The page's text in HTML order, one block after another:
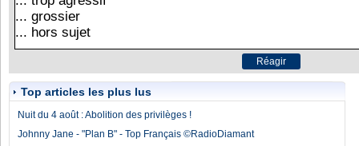
Top articles les plus lus
Nuit du 4 août : Abolition des privilèges !
Johnny Jane - "Plan B" - Top Français ©RadioDiamant